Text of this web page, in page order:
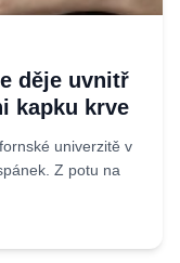
děje uvnitř
kapku krve
univerzitě v
Z potu na